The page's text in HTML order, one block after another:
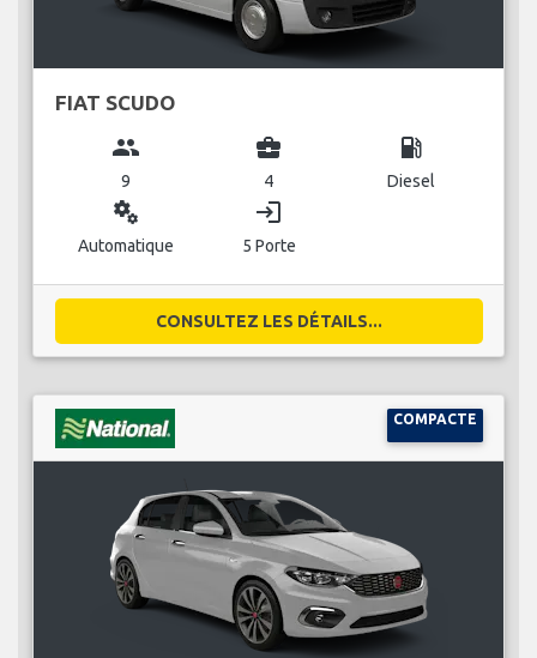
FIAT SCUDO
group
9
business_center
4
local_gas_station
Diesel
miscellaneous_services
Automatique
login
5 Porte
CONSULTEZ LES DÉTAILS...
COMPACTE